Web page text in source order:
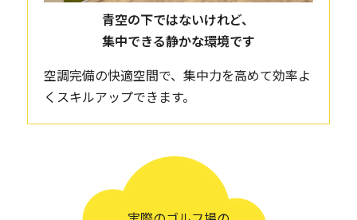
青空の下ではないけれど、
集中できる静かな環境です
空調完備の快適空間で、集中力を高めて効率よ
くスキルアップできます。